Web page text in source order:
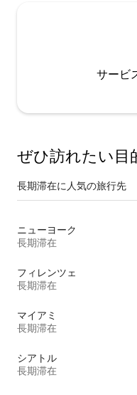
サービ
ぜひ訪⁠れ⁠た⁠い目⁠
長期滞在に人気の旅行先
ニューヨーク
長期滞在
フィレンツェ
長期滞在
マイアミ
長期滞在
シアトル
長期滞在